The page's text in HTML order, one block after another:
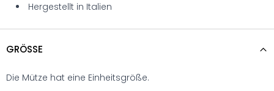
Hergestellt in Italien
GRÖSSE
Die Mütze hat eine Einheitsgröße.